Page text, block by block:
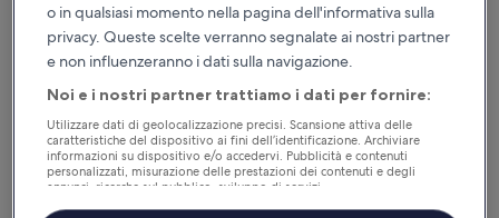
Accumula vantaggi con ogni notte di
soggiorno
Risparmia di più con le tariffe per soli
iscritti
Controlla i prezzi per queste date
o in qualsiasi momento nella pagina dell'informativa sulla
privacy. Queste scelte verranno segnalate ai nostri partner
e non influenzeranno i dati sulla navigazione.
Noi e i nostri partner trattiamo i dati per fornire:
Utilizzare dati di geolocalizzazione precisi. Scansione attiva delle
caratteristiche del dispositivo ai fini dell’identificazione. Archiviare
informazioni su dispositivo e/o accedervi. Pubblicità e contenuti
personalizzati, misurazione delle prestazioni dei contenuti e degli
annunci, ricerche sul pubblico, sviluppo di servizi.
Elenco dei partner (fornitori)